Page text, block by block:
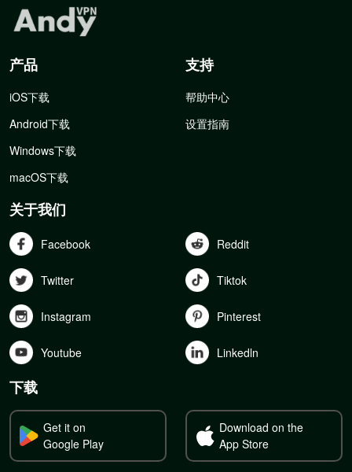
产品
iOS下载
Android下载
Windows下载
macOS下载
支持
帮助中心
设置指南
关于我们
Facebook Reddit
Twitter Tiktok
Instagram Pinterest
Youtube Linkedln
下载
Get it on
Google Play
Download on the
App Store